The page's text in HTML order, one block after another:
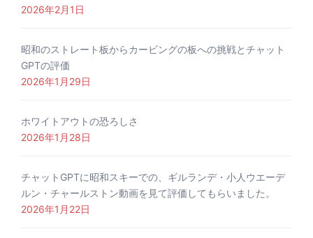
2026年2月1日
昭和のストレート板からカービングの板への挑戦とチャット
GPTの評価
2026年1月29日
ホワイトアウトの恐ろしさ
2026年1月28日
チャットGPTに昭和スキーでの、ギルランデ・小人ウエーデ
ルン・チャールストン動画を見て評価してもらいました。
2026年1月22日